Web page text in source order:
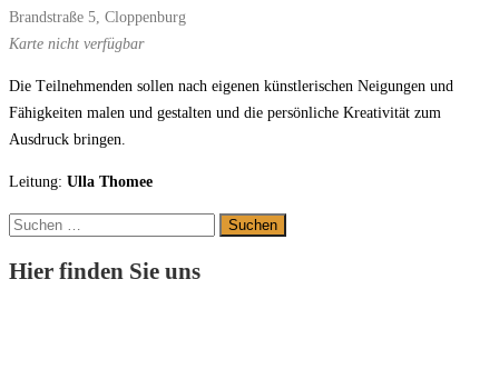
Brandstraße 5, Cloppenburg
Karte nicht verfügbar
Die Teilnehmenden sollen nach eigenen künstlerischen Neigungen und
Fähigkeiten malen und gestalten und die persönliche Kreativität zum
Ausdruck bringen.
Leitung: Ulla Thomee
Suchen
Hier finden Sie uns